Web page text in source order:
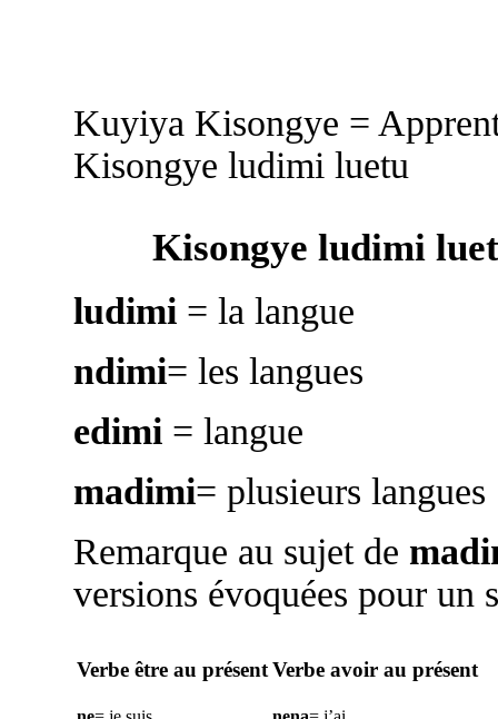
Kuyiya Kisongye =
Kisongye ludimi luetu
Kisongye ludimi
ludimi= la langue
ndimi= les langues
edimi= langue
madimi= plusieurs langues
Remarque au sujet de
versions évoquées pour un
Verbe être au présent Verbe avoir au présent